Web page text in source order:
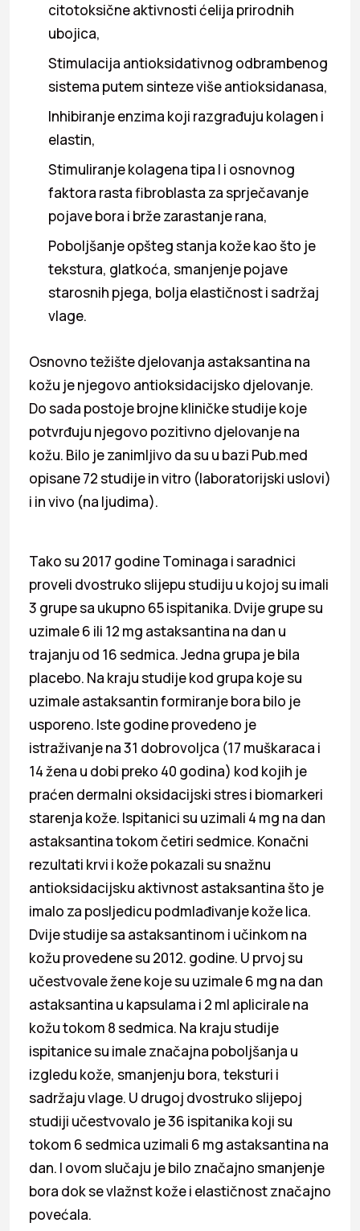
citotoksične aktivnosti ćelija prirodnih
ubojica,
Stimulacija antioksidativnog odbrambenog
sistema putem sinteze više antioksidanasa,
Inhibiranje enzima koji razgrađuju kolagen i
elastin,
Stimuliranje kolagena tipa I i osnovnog
faktora rasta fibroblasta za sprječavanje
pojave bora i brže zarastanje rana,
Poboljšanje opšteg stanja kože kao što je
tekstura, glatkoća, smanjenje pojave
starosnih pjega, bolja elastičnost i sadržaj
vlage.
Osnovno težište djelovanja astaksantina na
kožu je njegovo antioksidacijsko djelovanje.
Do sada postoje brojne kliničke studije koje
potvrđuju njegovo pozitivno djelovanje na
kožu. Bilo je zanimljivo da su u bazi Pub.med
opisane 72 studije in vitro (laboratorijski uslovi)
i in vivo (na ljudima).
Tako su 2017 godine Tominaga i saradnici
proveli dvostruko slijepu studiju u kojoj su imali
3 grupe sa ukupno 65 ispitanika. Dvije grupe su
uzimale 6 ili 12 mg astaksantina na dan u
trajanju od 16 sedmica. Jedna grupa je bila
placebo. Na kraju studije kod grupa koje su
uzimale astaksantin formiranje bora bilo je
usporeno. Iste godine provedeno je
istraživanje na 31 dobrovoljca (17 muškaraca i
14 žena u dobi preko 40 godina) kod kojih je
praćen dermalni oksidacijski stres i biomarkeri
starenja kože. Ispitanici su uzimali 4 mg na dan
astaksantina tokom četiri sedmice. Konačni
rezultati krvi i kože pokazali su snažnu
antioksidacijsku aktivnost astaksantina što je
imalo za posljedicu podmlađivanje kože lica.
Dvije studije sa astaksantinom i učinkom na
kožu provedene su 2012. godine. U prvoj su
učestvovale žene koje su uzimale 6 mg na dan
astaksantina u kapsulama i 2 ml aplicirale na
kožu tokom 8 sedmica. Na kraju studije
ispitanice su imale značajna poboljšanja u
izgledu kože, smanjenju bora, teksturi i
sadržaju vlage. U drugoj dvostruko slijepoj
studiji učestvovalo je 36 ispitanika koji su
tokom 6 sedmica uzimali 6 mg astaksantina na
dan. I ovom slučaju je bilo značajno smanjenje
bora dok se vlažnst kože i elastičnost značajno
povećala.